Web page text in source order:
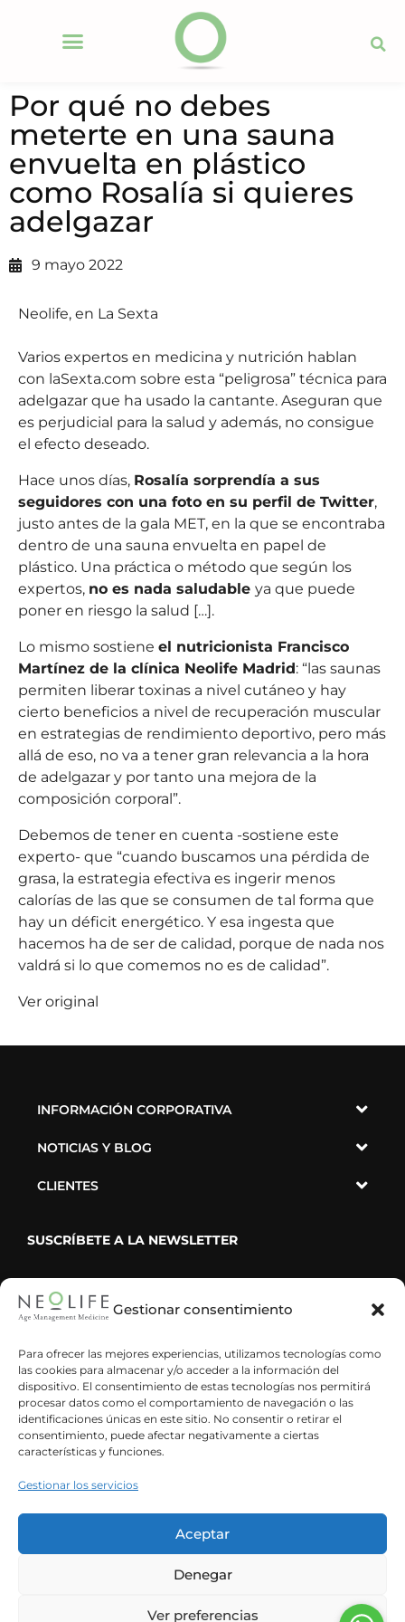
Gestionar consentimiento
Para ofrecer las mejores experiencias, utilizamos tecnologías como
las cookies para almacenar y/o acceder a la información del
dispositivo. El consentimiento de estas tecnologías nos permitirá
procesar datos como el comportamiento de navegación o las
identificaciones únicas en este sitio. No consentir o retirar el
consentimiento, puede afectar negativamente a ciertas
características y funciones.
Gestionar los servicios
Aceptar
Denegar
Ver preferencias
Por qué no debes
meterte en una sauna
envuelta en plástico
como Rosalía si quieres
adelgazar
9 mayo 2022
Neolife, en La Sexta
Varios expertos en medicina y nutrición hablan
con laSexta.com sobre esta “peligrosa” técnica para
adelgazar que ha usado la cantante. Aseguran que
es perjudicial para la salud y además, no consigue
el efecto deseado.
Hace unos días, Rosalía sorprendía a sus
seguidores con una foto en su perfil de Twitter,
justo antes de la gala MET, en la que se encontraba
dentro de una sauna envuelta en papel de
plástico. Una práctica o método que según los
expertos, no es nada saludable ya que puede
poner en riesgo la salud […].
Lo mismo sostiene el nutricionista Francisco
Martínez de la clínica Neolife Madrid: “las saunas
permiten liberar toxinas a nivel cutáneo y hay
cierto beneficios a nivel de recuperación muscular
en estrategias de rendimiento deportivo, pero más
allá de eso, no va a tener gran relevancia a la hora
de adelgazar y por tanto una mejora de la
composición corporal”.
Debemos de tener en cuenta -sostiene este
experto- que “cuando buscamos una pérdida de
grasa, la estrategia efectiva es ingerir menos
calorías de las que se consumen de tal forma que
hay un déficit energético. Y esa ingesta que
hacemos ha de ser de calidad, porque de nada nos
valdrá si lo que comemos no es de calidad”.
Ver original
INFORMACIÓN CORPORATIVA
NOTICIAS Y BLOG
CLIENTES
SUSCRÍBETE A LA NEWSLETTER